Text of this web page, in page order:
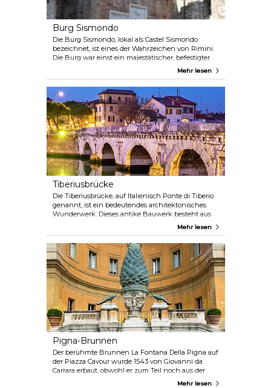
Burg Sismondo
Die Burg Sismondo, lokal als Castel Sismondo
bezeichnet, ist eines der Wahrzeichen von Rimini.
Die Burg war einst ein majestätischer, befestigter
Palast, der von Sigismondo Pandolfo Malatesta in
es ein lebendiger Ort mit Ausstellungen und
Konzerten. Diese bemerkenswerte Burg wird von
Besuchern häufig nicht entdeckt, da sie hinter
dem Teatro Galli und der Piazza Cavour versteckt
liegt. Erkunden Sie es auf jeden Fall, wenn Sie in
Rimini sind.
Mehr lesen
Tiberiusbrücke
Die Tiberiusbrücke, auf Italienisch Ponte di Tiberio
genannt, ist ein bedeutendes architektonisches
Wunderwerk. Dieses antike Bauwerk besteht aus
fünf Rundbögen aus weißem, istrischem Stein und
Brücke stammt aus dem 1. Jahrhundert nach
Christus und verbindet das Stadtzentrum mit
Borgo San Giuliano. Sie ist eines der bedeutendsten
Wahrzeichen Riminis und steht offiziell unter
Denkmalschutz.
Mehr lesen
Pigna-Brunnen
Der berühmte Brunnen La Fontana Della Pigna auf
der Piazza Cavour wurde 1543 von Giovanni da
Carrara erbaut, obwohl er zum Teil noch aus der
Römerzeit stammt. Der Brunnen ist von großer
Mehr lesen